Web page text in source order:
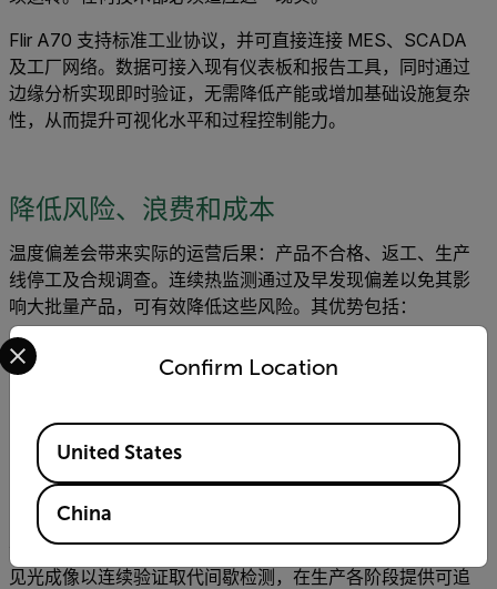
Flir A70 支持标准工业协议，并可直接连接 MES、SCADA
及工厂网络。数据可接入现有仪表板和报告工具，同时通过
边缘分析实现即时验证，无需降低产能或增加基础设施复杂
性，从而提升可视化水平和过程控制能力。
降低风险、浪费和成本
温度偏差会带来实际的运营后果：产品不合格、返工、生产
线停工及合规调查。连续热监测通过及早发现偏差以免其影
响大批量产品，可有效降低这些风险。其优势包括：
提高良率和产能
更强的审计准备能力
更强的运营韧性
更高的可见性，更强的责任追溯能力
温度不止是一个数值。它是关键控制变量。实时热成像和可
见光成像以连续验证取代间歇检测，在生产各阶段提供可追
Confirm Location
Select your preferred country and language from the
Available Locations
United States
China